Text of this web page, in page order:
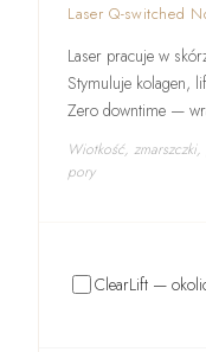
Laser Q-switched
Laser pracuje w
Stymuluje kolagen,
Zero downtime —
Wiotkość,
pory
ClearLift —